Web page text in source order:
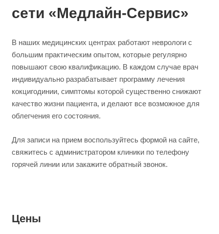
сети «Медлайн-Сервис»
В наших медицинских центрах работают неврологи с
большим практическим опытом, которые регулярно
повышают свою квалификацию. В каждом случае врач
индивидуально разрабатывает программу лечения
кокцигодинии, симптомы которой существенно снижают
качество жизни пациента, и делают все возможное для
облегчения его состояния.
Для записи на прием воспользуйтесь формой на сайте,
свяжитесь с администратором клиники по телефону
горячей линии или закажите обратный звонок.
Цены